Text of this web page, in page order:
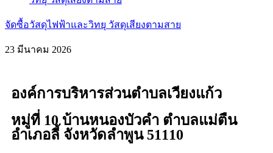
จัดซื้อวัสดุไฟฟ้าและวิทยุ วัสดุเสียงตามสาย
23 มีนาคม 2026
องค์การบริหารส่วนตำบลเวียงแก้ว
หมู่ที่ 10 บ้านหนองบัวคำ ตำบลแม่ตืน
อำเภอลี้ จังหวัดลำพูน 51110